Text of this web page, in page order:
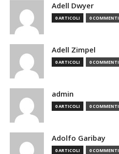
Adell Dwyer
0 ARTICOLI 0 COMMENTI
Adell Zimpel
0 ARTICOLI 0 COMMENTI
admin
0 ARTICOLI 0 COMMENTI
Adolfo Garibay
0 ARTICOLI 0 COMMENTI